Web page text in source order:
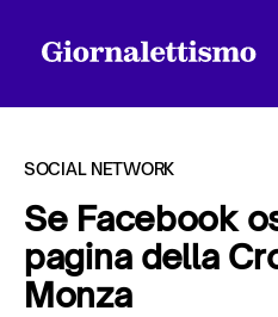
Tutti gli articoli
SOCIAL NETWORK
Se Facebook
pagina della
Monza